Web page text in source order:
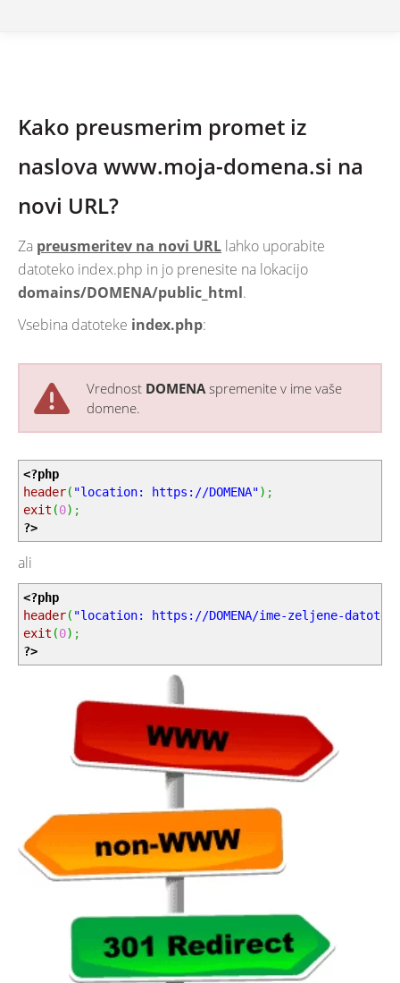
Kako preusmerim promet iz
naslova www.moja-domena.si na
novi URL?
Za preusmeritev na novi URL lahko uporabite
datoteko index.php in jo prenesite na lokacijo
domains/DOMENA/public_html.
Vsebina datoteke index.php:
Vrednost DOMENA spremenite v ime vaše
domene.
<?php
header( "location: https://DOMENA") ;
exit (0) ;
?>
ali
<?php
header( "location: https://DOMENA/ime-zeljene-
exit (0) ;
?>